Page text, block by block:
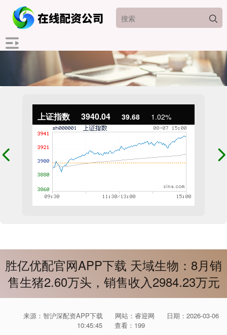
上证指数 3940.04 39.68 1.02%
胜亿优配官网APP下载 天域生物：8月销
售生猪2.60万头，销售收入2984.23万元
来源：智沪深配资APP下载 网站：睿迎网
日期：2026-03-06
10:45:45
查看：199